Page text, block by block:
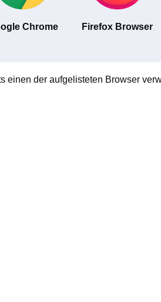
Chrome Firefox Browser
einen der aufgelisteten Browser